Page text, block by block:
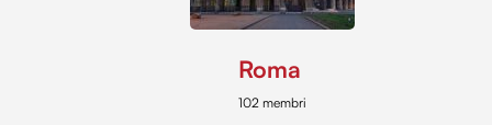
Roma
102 membri